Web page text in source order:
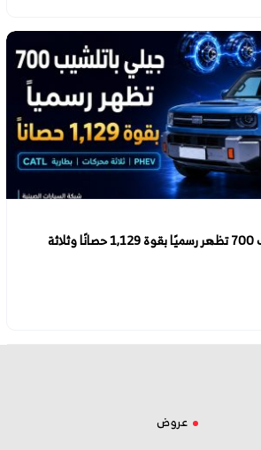
جيلي جالاكسي باتلشيب 700 تظهر رسميًا بقوة 1,129 حصانًا وثلاثة
عروض